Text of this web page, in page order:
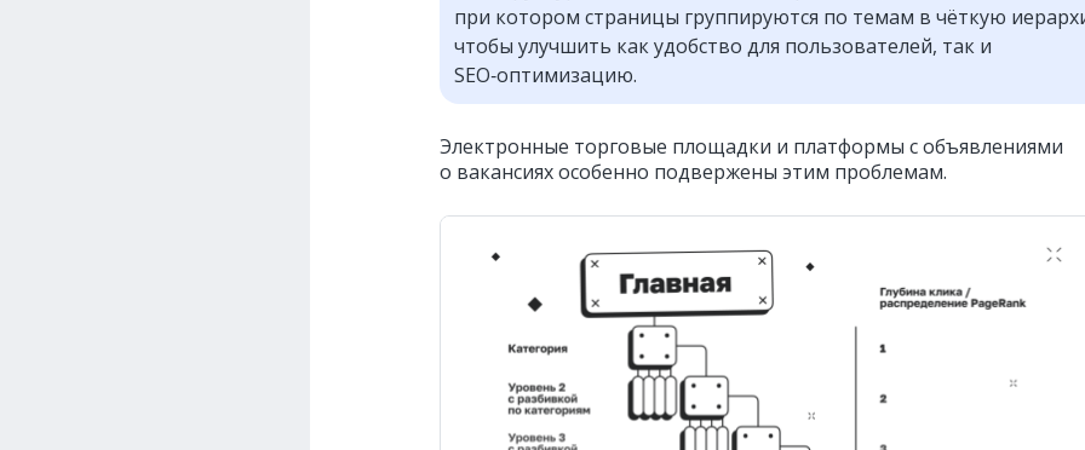
при котором страницы группируются по темам в чёткую
чтобы улучшить как удобство для пользователей, так и
SEO‑оптимизацию.
Электронные торговые площадки и платформы с объявлениями
о вакансиях особенно подвержены этим проблемам.